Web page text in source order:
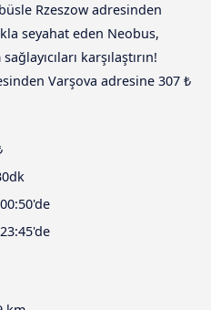
Rzeszow adresinden
seyahat eden Neobus,
karşılaştırın!
Varşova adresine 307 ₺